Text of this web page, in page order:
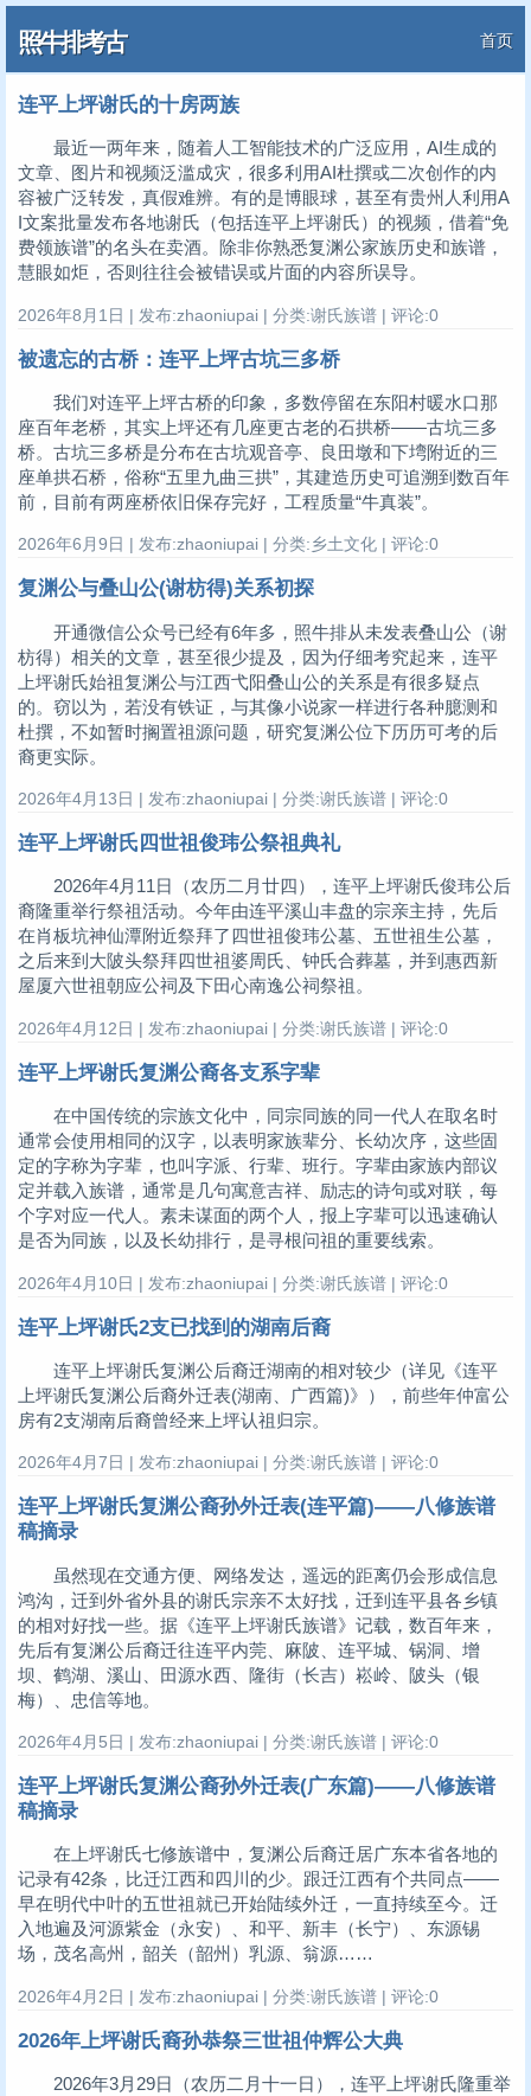
照牛排考古 首页
连平上坪谢氏的十房两族
最近一两年来，随着人工智能技术的广泛应用，AI生成的
文章、图片和视频泛滥成灾，很多利用AI杜撰或二次创作的内
容被广泛转发，真假难辨。有的是博眼球，甚至有贵州人利用A
I文案批量发布各地谢氏（包括连平上坪谢氏）的视频，借着“免
费领族谱”的名头在卖酒。除非你熟悉复渊公家族历史和族谱，
慧眼如炬，否则往往会被错误或片面的内容所误导。
2026年8月1日 | 发布:zhaoniupai | 分类:谢氏族谱 | 评论:0
被遗忘的古桥：连平上坪古坑三多桥
我们对连平上坪古桥的印象，多数停留在东阳村暖水口那
座百年老桥，其实上坪还有几座更古老的石拱桥——古坑三多
桥。古坑三多桥是分布在古坑观音亭、良田墩和下塆附近的三
座单拱石桥，俗称“五里九曲三拱”，其建造历史可追溯到数百年
前，目前有两座桥依旧保存完好，工程质量“牛真装”。
2026年6月9日 | 发布:zhaoniupai | 分类:乡土文化 | 评论:0
复渊公与叠山公(谢枋得)关系初探
开通微信公众号已经有6年多，照牛排从未发表叠山公（谢
枋得）相关的文章，甚至很少提及，因为仔细考究起来，连平
上坪谢氏始祖复渊公与江西弋阳叠山公的关系是有很多疑点
的。窃以为，若没有铁证，与其像小说家一样进行各种臆测和
杜撰，不如暂时搁置祖源问题，研究复渊公位下历历可考的后
裔更实际。
2026年4月13日 | 发布:zhaoniupai | 分类:谢氏族谱 | 评论:0
连平上坪谢氏四世祖俊玮公祭祖典礼
2026年4月11日（农历二月廿四），连平上坪谢氏俊玮公后
裔隆重举行祭祖活动。今年由连平溪山丰盘的宗亲主持，先后
在肖板坑神仙潭附近祭拜了四世祖俊玮公墓、五世祖生公墓，
之后来到大陂头祭拜四世祖婆周氏、钟氏合葬墓，并到惠西新
屋厦六世祖朝应公祠及下田心南逸公祠祭祖。
2026年4月12日 | 发布:zhaoniupai | 分类:谢氏族谱 | 评论:0
连平上坪谢氏复渊公裔各支系字辈
在中国传统的宗族文化中，同宗同族的同一代人在取名时
通常会使用相同的汉字，以表明家族辈分、长幼次序，这些固
定的字称为字辈，也叫字派、行辈、班行。字辈由家族内部议
定并载入族谱，通常是几句寓意吉祥、励志的诗句或对联，每
个字对应一代人。素未谋面的两个人，报上字辈可以迅速确认
是否为同族，以及长幼排行，是寻根问祖的重要线索。
2026年4月10日 | 发布:zhaoniupai | 分类:谢氏族谱 | 评论:0
连平上坪谢氏2支已找到的湖南后裔
连平上坪谢氏复渊公后裔迁湖南的相对较少（详见《连平
上坪谢氏复渊公后裔外迁表(湖南、广西篇)》），前些年仲富公
房有2支湖南后裔曾经来上坪认祖归宗。
2026年4月7日 | 发布:zhaoniupai | 分类:谢氏族谱 | 评论:0
连平上坪谢氏复渊公裔孙外迁表(连平篇)——八修族谱
稿摘录
虽然现在交通方便、网络发达，遥远的距离仍会形成信息
鸿沟，迁到外省外县的谢氏宗亲不太好找，迁到连平县各乡镇
的相对好找一些。据《连平上坪谢氏族谱》记载，数百年来，
先后有复渊公后裔迁往连平内莞、麻陂、连平城、锅洞、增
坝、鹤湖、溪山、田源水西、隆街（长吉）崧岭、陂头（银
梅）、忠信等地。
2026年4月5日 | 发布:zhaoniupai | 分类:谢氏族谱 | 评论:0
连平上坪谢氏复渊公裔孙外迁表(广东篇)——八修族谱
稿摘录
在上坪谢氏七修族谱中，复渊公后裔迁居广东本省各地的
记录有42条，比迁江西和四川的少。跟迁江西有个共同点——
早在明代中叶的五世祖就已开始陆续外迁，一直持续至今。迁
入地遍及河源紫金（永安）、和平、新丰（长宁）、东源锡
场，茂名高州，韶关（韶州）乳源、翁源……
2026年4月2日 | 发布:zhaoniupai | 分类:谢氏族谱 | 评论:0
2026年上坪谢氏裔孙恭祭三世祖仲辉公大典
2026年3月29日（农历二月十一日），连平上坪谢氏隆重举